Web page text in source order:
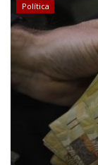
Política